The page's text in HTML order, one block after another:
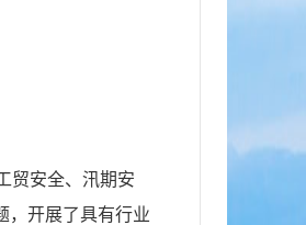
贸安全、汛期安
，开展了具有行业